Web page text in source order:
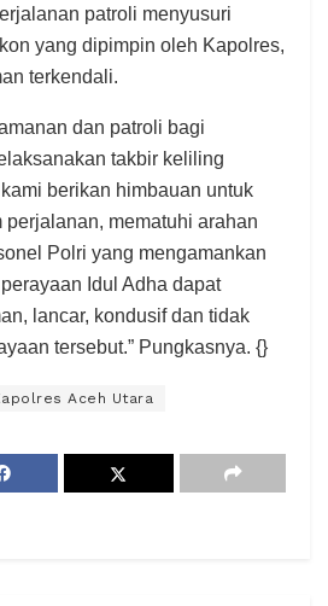
patroli menyusuri
yang dipimpin oleh Kapolres,
terkendali.
dan patroli bagi
takbir keliling
berikan himbauan untuk
perjalanan, mematuhi arahan
Polri yang mengamankan
Idul Adha dapat
lancar, kondusif dan tidak
tersebut.” Pungkasnya. {}
Aceh Utara